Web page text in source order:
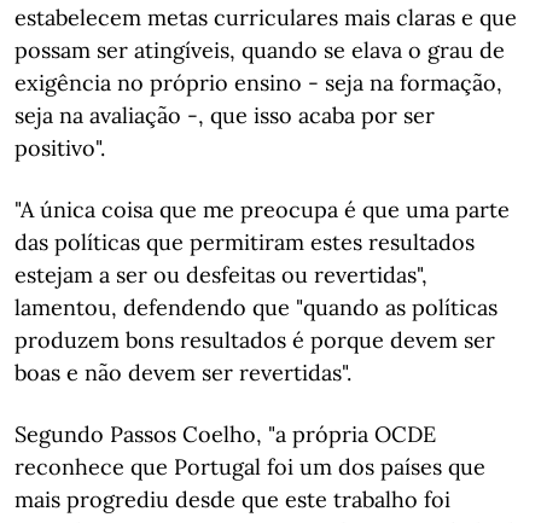
estabelecem metas curriculares mais claras e que
possam ser atingíveis, quando se elava o grau de
exigência no próprio ensino - seja na formação,
seja na avaliação -, que isso acaba por ser
positivo".
"A única coisa que me preocupa é que uma parte
das políticas que permitiram estes resultados
estejam a ser ou desfeitas ou revertidas",
lamentou, defendendo que "quando as políticas
produzem bons resultados é porque devem ser
boas e não devem ser revertidas".
Segundo Passos Coelho, "a própria OCDE
reconhece que Portugal foi um dos países que
mais progrediu desde que este trabalho foi